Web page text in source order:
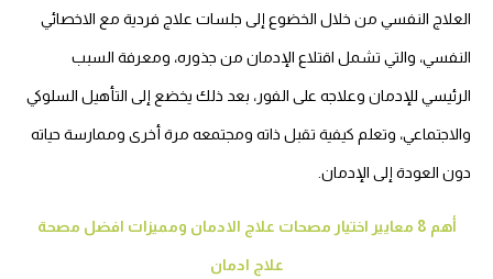
العلاج النفسي من خلال الخضوع إلى جلسات علاج فردية مع الاخصائي
النفسي، والتي تشمل اقتلاع الإدمان من جذوره، ومعرفة السبب
الرئيسي للإدمان وعلاجه على الفور، بعد ذلك يخضع إلى التأهيل السلوكي
والاجتماعي، وتعلم كيفية تقبل ذاته ومجتمعه مرة أخرى وممارسة حياته
دون العودة إلى الإدمان.
أهم 8 معايير اختيار مصحات علاج الادمان ومميزات افضل مصحة
علاج ادمان